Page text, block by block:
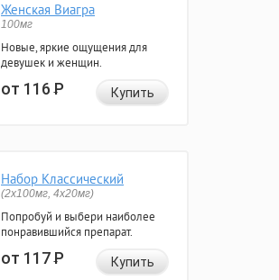
Женская Виагра
100мг
Новые, яркие ощущения для
девушек и женщин.
от 116Р Купить
Набор Классический
(2x100мг, 4x20мг)
Попробуй и выбери наиболее
понравившийся препарат.
от 117Р Купить